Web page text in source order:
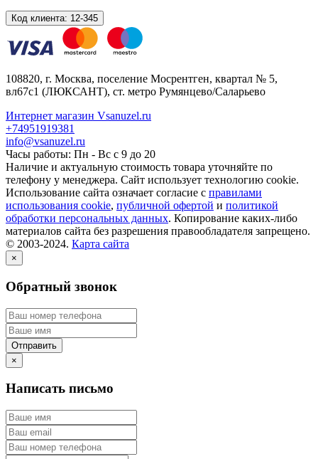
Код клиента: 12-345
108820, г. Москва, поселение Мосрентген, квартал № 5,
вл67с1 (ЛЮКСАНТ), ст. метро Румянцево/Саларьево
Интернет магазин Vsanuzel.ru
+74951919381
info@vsanuzel.ru
Часы работы: Пн - Вс с 9 до 20
Наличие и актуальную стоимость товара уточняйте по
телефону у менеджера. Сайт использует технологию cookie.
Использование сайта означает согласие с правилами
использования cookie, публичной офертой и политикой
обработки персональных данных. Копирование каких-либо
материалов сайта без разрешения правообладателя запрещено.
© 2003-2024. Карта сайта
×
Обратный звонок
×
Написать письмо